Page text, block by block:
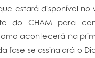
estará disponível no
do CHAM para
acontecerá na
fase se assinalará o